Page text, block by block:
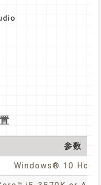
参数
Windows® 10